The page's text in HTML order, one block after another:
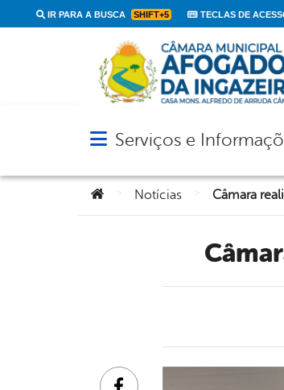
IR PARA A BUSCA SHIFT+5 TECLAS DE
Abrir menu principal de
Serviços e
Você está aqui:
Notícias